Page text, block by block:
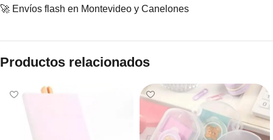
🚀 Envíos flash en Montevideo y Canelones
Productos relacionados